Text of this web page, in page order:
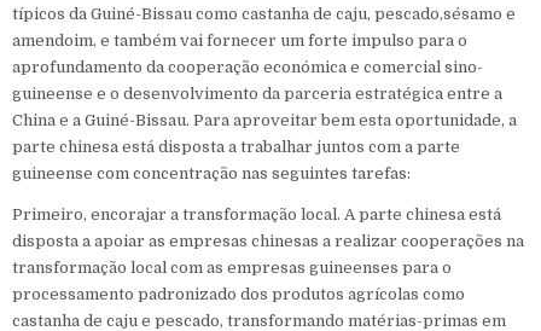
típicos da Guiné-Bissau como castanha de caju, pescado,sésamo e
amendoim, e também vai fornecer um forte impulso para o
aprofundamento da cooperação económica e comercial sino-
guineense e o desenvolvimento da parceria estratégica entre a
China e a Guiné-Bissau. Para aproveitar bem esta oportunidade, a
parte chinesa está disposta a trabalhar juntos com a parte
guineense com concentração nas seguintes tarefas:
Primeiro, encorajar a transformação local. A parte chinesa está
disposta a apoiar as empresas chinesas a realizar cooperações na
transformação local com as empresas guineenses para o
processamento padronizado dos produtos agrícolas como
castanha de caju e pescado, transformando matérias-primas em